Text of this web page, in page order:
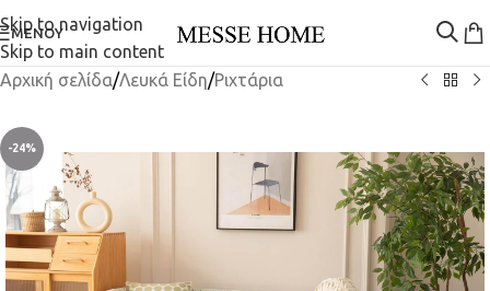
Skip to navigation
Skip to main content
ΜΕΝΟΎ
Αρχική σελίδα/Λευκά Είδη/Ριχτάρια
-24%